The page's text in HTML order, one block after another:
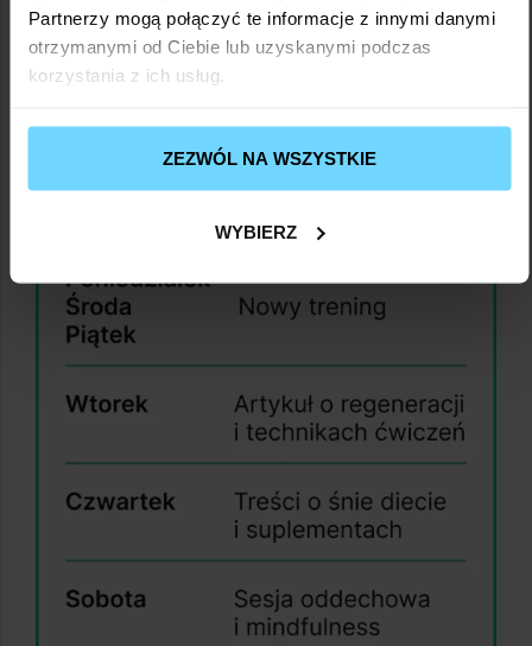
Partnerzy mogą połączyć te informacje z innymi danymi
otrzymanymi od Ciebie lub uzyskanymi podczas
korzystania z ich usług.
ZEZWÓL NA WSZYSTKIE
WYBIERZ